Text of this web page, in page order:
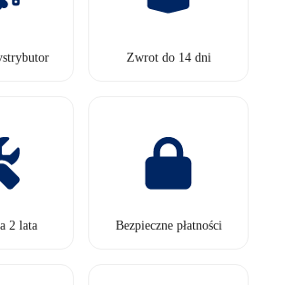
Zwrot do 14 dni
2 lata Bezpieczne płatności